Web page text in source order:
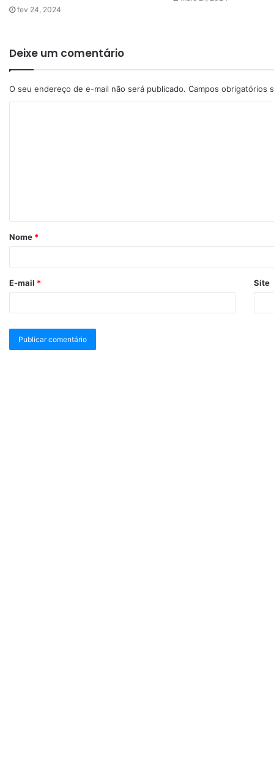
fev 24, 2024
Deixe um comentário
O seu endereço de e-mail não será publicado. Campos obrigatórios
Nome *
E-mail * Site